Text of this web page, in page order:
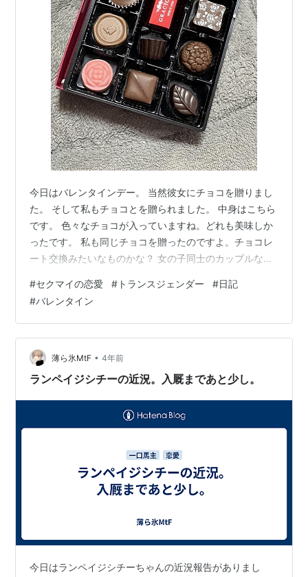
今日はバレンタインデー。 当然彼女にチョコを贈りまし
た。 そして私もチョコとを贈られました。 中身はこちら
です。 色々なチョコが入っていますね。どれも美味しか
ったです。 私も同じチョコを贈ったのですよ。チョコレ
ート交換みたいなものかな？ 女の子同士のカップルなの
なんであれ幸せですよ。 このまま幸せが続くと良いです
ね。 閑話休題 筋トレ疲れました。 今日はぐっすり眠れ
るかな……？ 眠れると良いですね。 最近不眠気味なの
で、ぐっすり眠りたいのですよ。 不眠は本当に難しい問
題ですね。
#セクマイの恋愛 # トランスジェンダー #日記
#バレンタイン
薄ら氷MtF • 4年前
ランペイジシチーの近況。入厩まであと少し。
今日はランペイジシチーちゃんの近況報告がありまし